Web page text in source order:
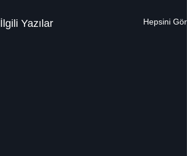
İlgili Yazılar Hepsini Gör